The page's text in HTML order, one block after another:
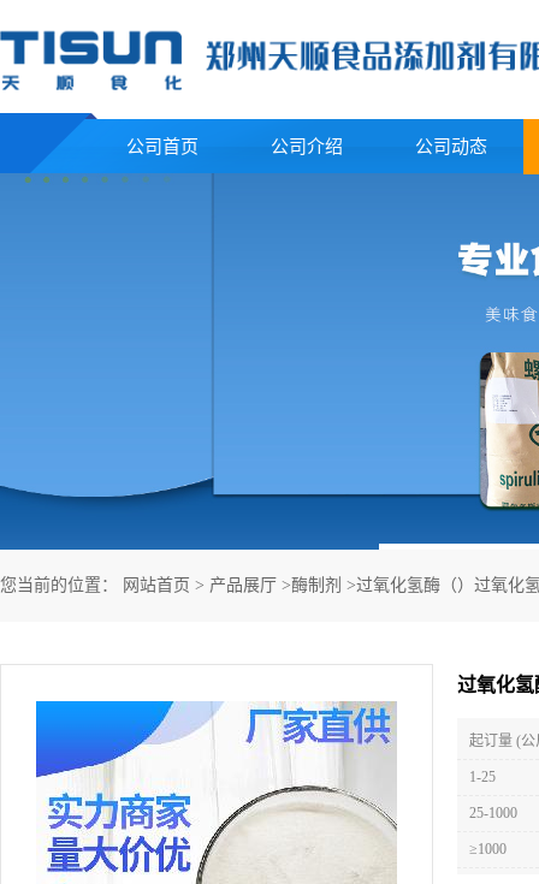
公司首页 公司介绍 公司动态
您当前的位置： 网站首页 > 产品展厅 >酶制剂 >过氧化氢酶（）过氧化
过氧化氢
起订量 (公
1-25
25-1000
≥1000